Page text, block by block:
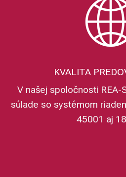
KVALITA
V našej spoločnosti REA-
súlade so systémom
45001 aj